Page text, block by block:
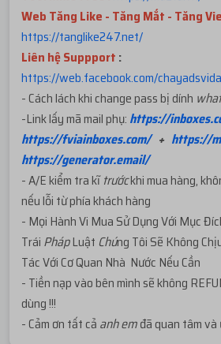
Web Tăng Like - Tăng Mắt - Tăng
https://tanglike247.net/
Liên hệ Suppport :
https://web.facebook.com/
- Cách lách khi change pass bị dính
-Link lấy mã mail phụ: https://
https://fviainboxes.com/+ https://
https://generator.email/
- A/E kiểm tra kĩtrướckhi mua hàng,
nếu lỗi từ phía khách hàng
- Mọi Hành Vi Mua Sử Dụng Với Mục
Trái PhápLuật Chúng Tôi Sẽ Không
Tác Với Cơ Quan Nhà Nước Nếu Cần
- Tiền nạp vào bên mình sẽ không
dùng !!!
- Cảm ơn tất cả anh emđã quan tâm và